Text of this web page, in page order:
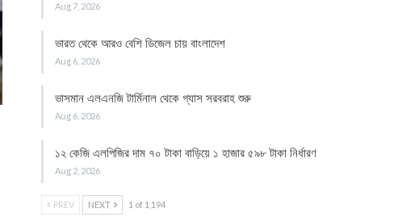
Aug 7, 2026
ভারত থেকে আরও বেশি ডিজেল চায় বাংলাদেশ
Aug 6, 2026
ভাসমান এলএনজি টার্মিনাল থেকে গ্যাস সরবরাহ শুরু
Aug 6, 2026
১২ কেজি এলপিজির দাম ৭০ টাকা বাড়িয়ে ১ হাজার ৫৯৮ টাকা নির্ধারণ
Aug 2, 2026
PREV NEXT 1 of 1,194